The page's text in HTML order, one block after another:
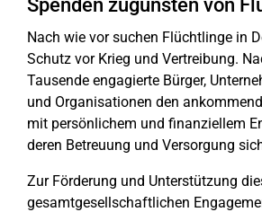
Spenden zugunsten von
Nach wie vor suchen Flüchtlinge in
Schutz vor Krieg und Vertreibung.
Tausende engagierte Bürger,
und Organisationen den
mit persönlichem und finanziellem
deren Betreuung und Versorgung
Zur Förderung und Unterstützung
gesamtgesellschaftlichen